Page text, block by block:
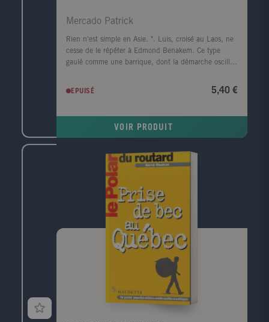
Mercado Patrick
Rien n'est simple en Asie. ". Luis, croisé au Laos, ne
cesse de le répéter à Edmond Benakem. Ce type
gaulé comme une barrique, dont la démarche oscille
attachantes jusqu'à Phnom Penh. Confronté à une
Khmers, envoûté par Jeanne, Edmond apprend à ses
dépens que c'est une contrée " qui te bouffe l'âme "
et succombe au Mékong blues. Le jeune Edmond
Benakem, surnommé Eddie, français de souche
tuniso-bretonne, reporter au Guide du routard,
voudrait bien faire paisiblement son job de globe-
trotter fureteur. Mais c'est sans compter sur la
redoutable force des choses, qui, pour chaque
nouvelle destination, l'entraîne dans
d'invraisemblables tribulations. Confronté à des
situations hors normes, Eddie réagit avec son c'ur,
son humour et sa sensibilité. A chaque fois, pour
chaque polar, un voyage coloré au pays des
embrouilles carabinées...
EPUISÉ 5,40 €
VOIR PRODUIT